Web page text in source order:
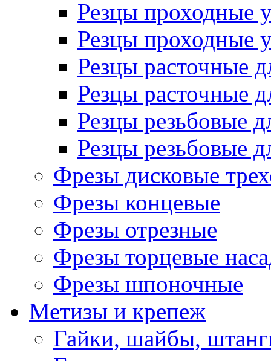
Резцы проходные
Резцы проходные
Резцы расточные
Резцы расточные
Резцы резьбовые
Резцы резьбовые
Фрезы дисковые
Фрезы концевые
Фрезы отрезные
Фрезы торцевые
Фрезы шпоночные
Метизы и крепеж
Гайки, шайбы,